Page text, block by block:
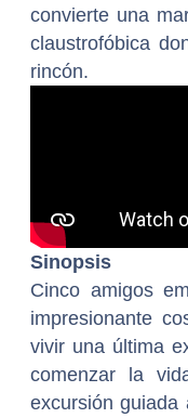
convierte una
claustrofóbica
rincón.
Sinopsis
Cinco amigos
impresionante
vivir una última
comenzar la
excursión guiada